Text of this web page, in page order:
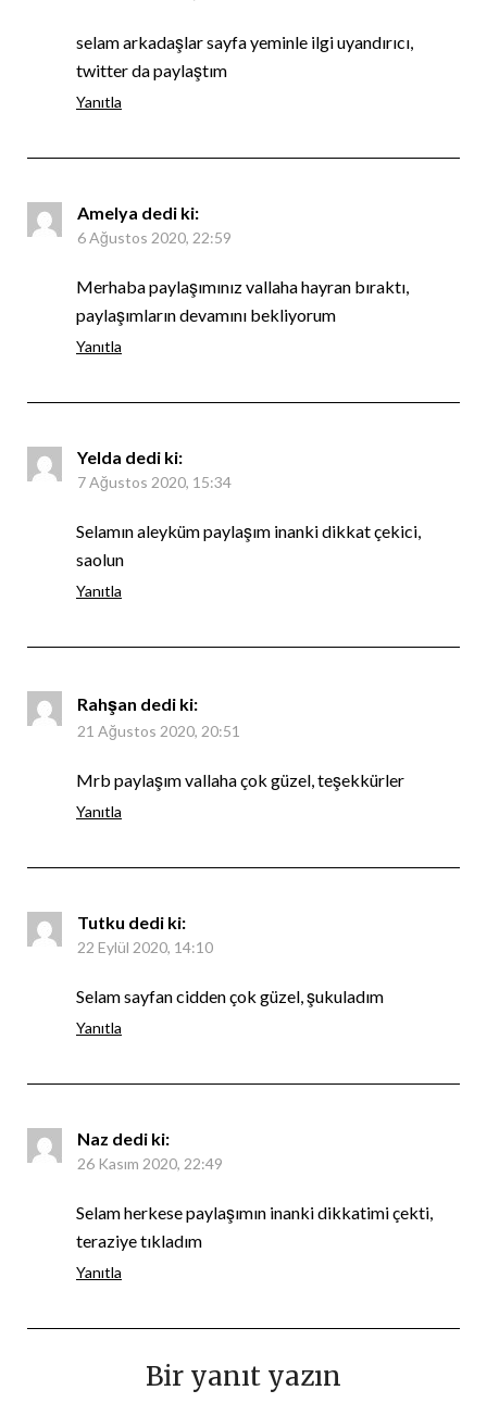
selam arkadaşlar sayfa yeminle ilgi uyandırıcı,
twitter da paylaştım
Yanıtla
Amelya dedi ki:
6 Ağustos 2020, 22:59
Merhaba paylaşımınız vallaha hayran bıraktı,
paylaşımların devamını bekliyorum
Yanıtla
Yelda dedi ki:
7 Ağustos 2020, 15:34
Selamın aleyküm paylaşım inanki dikkat çekici,
saolun
Yanıtla
Rahşan dedi ki:
21 Ağustos 2020, 20:51
Mrb paylaşım vallaha çok güzel, teşekkürler
Yanıtla
Tutku dedi ki:
22 Eylül 2020, 14:10
Selam sayfan cidden çok güzel, şukuladım
Yanıtla
Naz dedi ki:
26 Kasım 2020, 22:49
Selam herkese paylaşımın inanki dikkatimi çekti,
teraziye tıkladım
Yanıtla
Bir yanıt yazın